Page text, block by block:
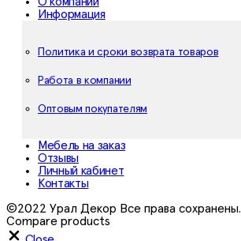
Информация
Политика и сроки возврата товаров
Работа в компании
Оптовым покупателям
Мебель на заказ
Отзывы
Личный кабинет
Контакты
©2022 Урал Декор Все права сохранены.
Compare products